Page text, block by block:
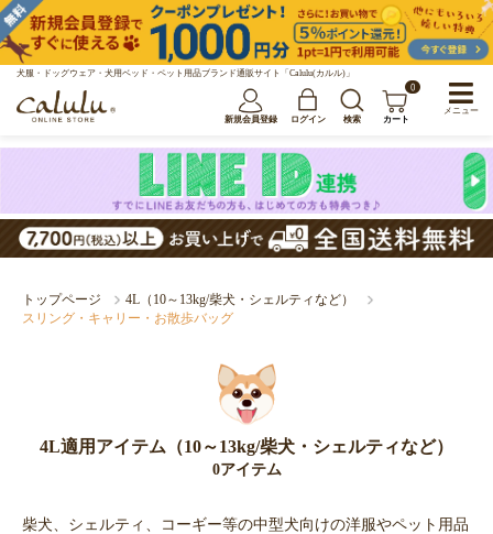
犬服・ドッグウェア・犬用ベッド・ペット用品ブランド通販サイト「Calulu(カルル)」
新規会員登録 ログイン 検索
0
カート
トップページ
4L（10～13kg/柴犬・シェルティなど）
スリング・キャリー・お散歩バッグ
4L適用アイテム（10～13kg/柴犬・シェルティなど）
0アイテム
柴犬、シェルティ、コーギー等の中型犬向けの洋服やペット用品
メニュー